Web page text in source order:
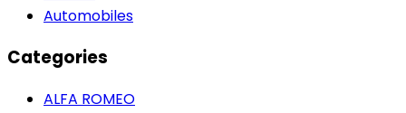
Automobiles
Categories
ALFA ROMEO